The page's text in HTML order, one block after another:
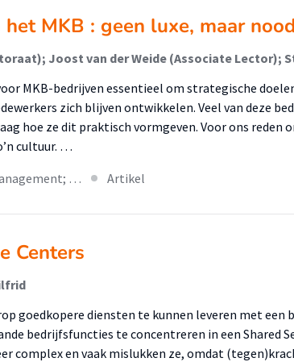
MKB : geen luxe, maar
MKB-bedrijven essentieel om strategische
zich blijven ontwikkelen. Veel van deze
hoe ze dit praktisch vormgeven. Voor ons reden
cultuur. …
… Artikel
Centers
goedkopere diensten te kunnen leveren met een
bedrijfsfuncties te concentreren in een Shared
complex en vaak mislukken ze, omdat